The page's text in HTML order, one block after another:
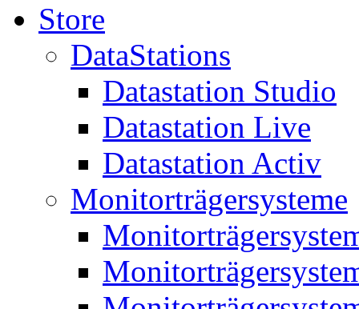
Store
DataStations
Datastation Studio
Datastation Live
Datastation Activ
Monitorträgersysteme